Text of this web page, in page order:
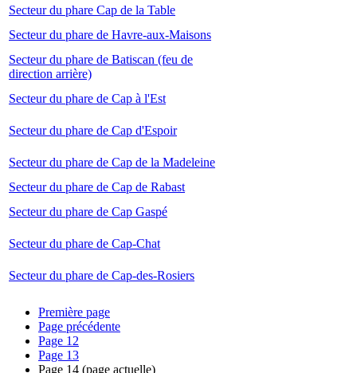
Secteur du phare Cap de la Table
Secteur du phare de Havre-aux-Maisons
Secteur du phare de Batiscan (feu de
direction arrière)
Secteur du phare de Cap à l'Est
Secteur du phare de Cap d'Espoir
Secteur du phare de Cap de la Madeleine
Secteur du phare de Cap de Rabast
Secteur du phare de Cap Gaspé
Secteur du phare de Cap-Chat
Secteur du phare de Cap-des-Rosiers
Première page
Page précédente
Page 12
Page 13
Page 14 (page actuelle)